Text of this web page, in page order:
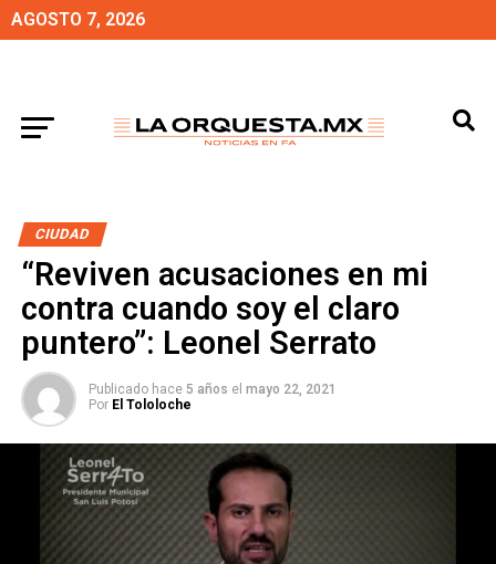
AGOSTO 7, 2026
CIUDAD
“Reviven acusaciones en mi
contra cuando soy el claro
puntero”: Leonel Serrato
Publicado hace 5 años el mayo 22, 2021
Por El Tololoche